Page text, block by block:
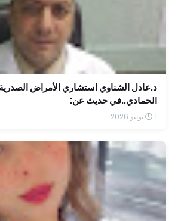
د.عادل الشناوي استشاري الأمراض
الحمادي..في حديث عن:
1 يونيو 2026